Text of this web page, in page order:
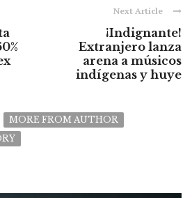
Next Article
¡Indignante!
Extranjero lanza
arena a músicos
indígenas y huye
MORE FROM AUTHOR